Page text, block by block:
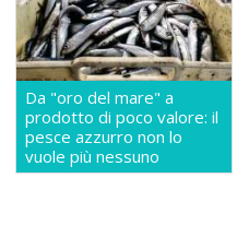
Da "oro del mare" a
prodotto di poco valore: il
pesce azzurro non lo
vuole più nessuno